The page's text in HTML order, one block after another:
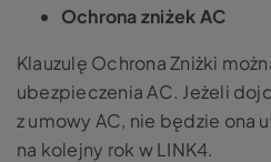
Ochrona zniżek AC
Klauzulę Ochrona Zniżki
ubezpieczenia AC. Jeżeli
z umowy AC, nie będzie ona
na kolejny rok w LINK4.